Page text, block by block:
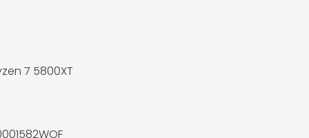
7 5800XT